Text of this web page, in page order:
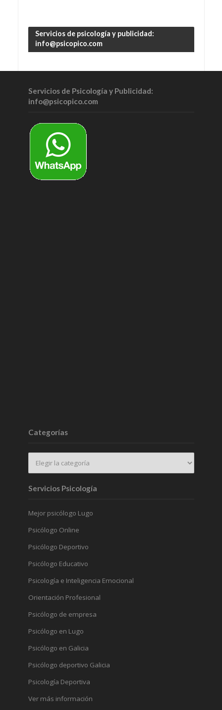
Servicios de psicología y publicidad:
info@psicopico.com
Servicios de Psicología y Publicidad:
info@psicopico.com
Categorías
Servicios Psicología
Mejor psicólogo Lugo
Psicólogo Online
Psicólogo Deportivo
Psicólogo Educativo
Psicología e Inteligencia Emocional
Orientación Profesional
Psicólogo de empresa
Psicólogo en Lugo
Psicólogo en Galicia
Psicólogo deportivo Galicia
Psicología Deportiva
Ver más información